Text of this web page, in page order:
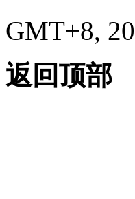
GMT+8,
返回顶部